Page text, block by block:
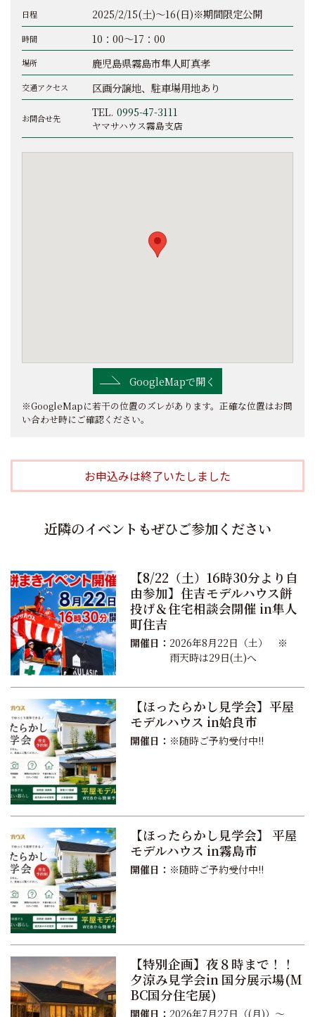
日程 2025/2/15(土)～16(日)※期間限定公開
時間 10：00～17：00
場所 鹿児島県霧島市隼人町真孝
交通アクセス 区画分譲地、駐車場用地あり
お問合せ先 TEL. 0995-47-3111
ヤマサハウス霧島支店
GoogleMapで開く
※GoogleMapに若干の位置のズレがあります。正確な位置はお問
い合わせ時にご確認ください。
お申込みは終了いたしました
近隣のイベントもぜひご参加ください
【8/22（土）16時30分より自
由参加】住吉モデルハウス餅
投げ＆住宅相談会開催 in隼人
町住吉
開催日： 2026年8月22日（土） ※
雨天時は29日(土)へ
【ほったらかし見学会】平屋
モデルハウス in姶良市
開催日： ※随時ご予約受付中!!
【ほったらかし見学会】 平屋
モデルハウス in霧島市
開催日： ※随時ご予約受付中!!
【特別企画】夜８時まで！！
夕涼み見学会in 国分展示場(M
BC国分住宅展)
開催日： 2026年7月27日（(月)）～